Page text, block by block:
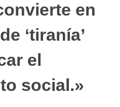
en
‘tiranía’
el
social.»